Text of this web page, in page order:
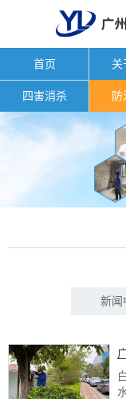
首页 关
四害消杀 防
新闻